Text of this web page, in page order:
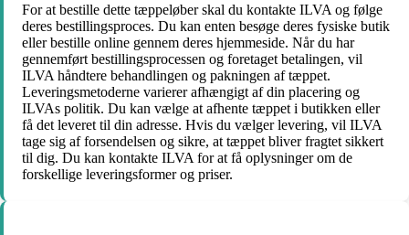
For at bestille dette tæppeløber skal du kontakte ILVA og følge
deres bestillingsproces. Du kan enten besøge deres fysiske butik
eller bestille online gennem deres hjemmeside. Når du har
gennemført bestillingsprocessen og foretaget betalingen, vil
ILVA håndtere behandlingen og pakningen af tæppet.
Leveringsmetoderne varierer afhængigt af din placering og
ILVAs politik. Du kan vælge at afhente tæppet i butikken eller
få det leveret til din adresse. Hvis du vælger levering, vil ILVA
tage sig af forsendelsen og sikre, at tæppet bliver fragtet sikkert
til dig. Du kan kontakte ILVA for at få oplysninger om de
forskellige leveringsformer og priser.